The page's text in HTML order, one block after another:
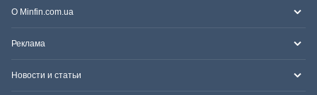
О Minfin.com.ua
Реклама
Новости и статьи